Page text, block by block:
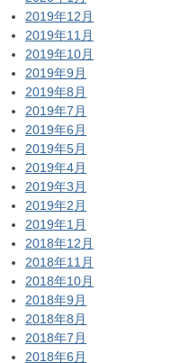
2019年12月
2019年11月
2019年10月
2019年9月
2019年8月
2019年7月
2019年6月
2019年5月
2019年4月
2019年3月
2019年2月
2019年1月
2018年12月
2018年11月
2018年10月
2018年9月
2018年8月
2018年7月
2018年6月